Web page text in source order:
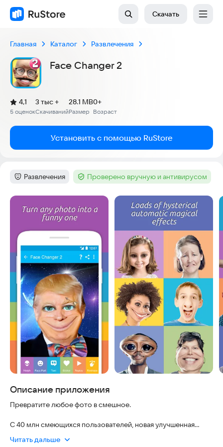
Скачать
Главная Каталог Развлечения
Face Changer 2
Рейтинг:
4,1
(
5 оценок
)
Скачиваний
3 тыс +
Размер
28.1 MB
Возраст
0+
Установить с помощью RuStore
Категория:
Развлечения Тег :Проверено вручную и антивирусом
Скриншоты
Описание приложения
Превратите любое фото в смешное.
С 40 млн смеющихся пользователей, новая улучшенная
полностью безопасно, работает быстро и не требует
Читать дальше